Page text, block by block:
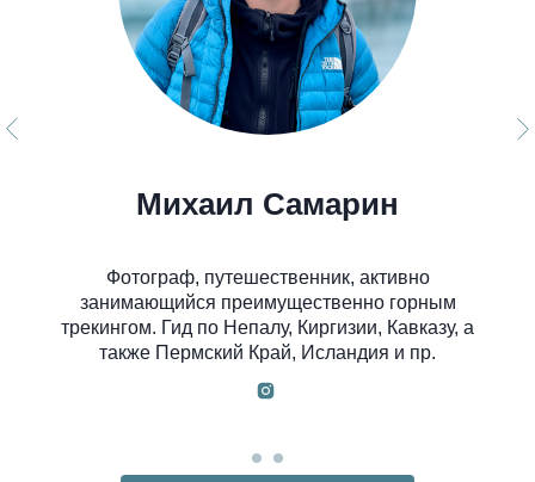
Михаил Самарин
Фотограф, путешественник, активно
занимающийся преимущественно горным
трекингом. Гид по Непалу, Киргизии, Кавказу, а
также Пермский Край, Исландия и пр.